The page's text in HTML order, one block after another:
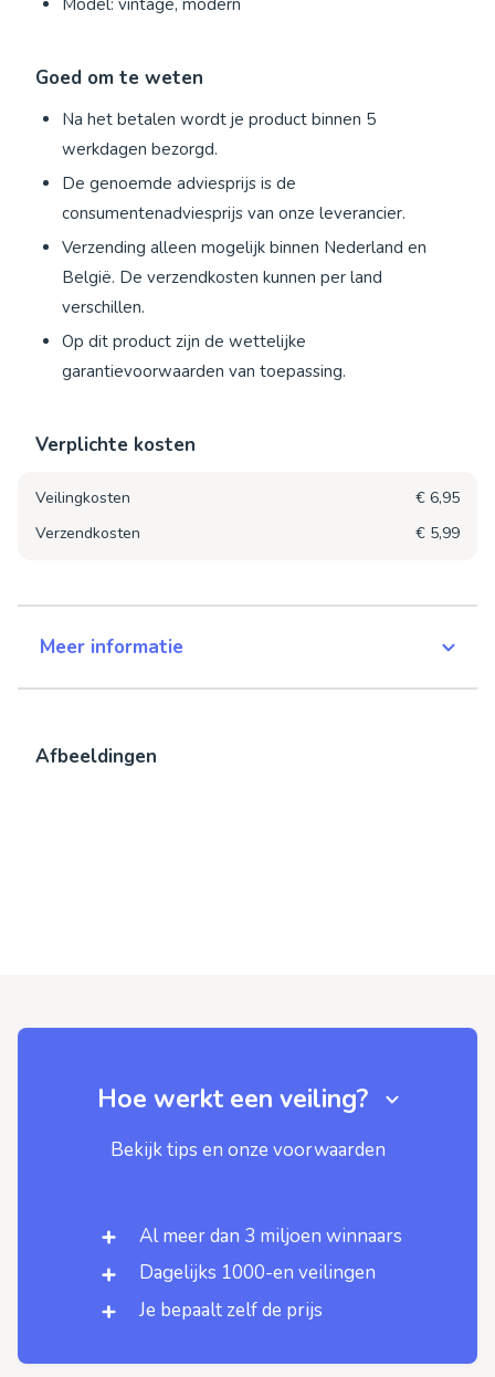
Model: vintage, modern
Goed om te weten
Na het betalen wordt je product binnen 5
werkdagen bezorgd.
De genoemde adviesprijs is de
consumentenadviesprijs van onze leverancier.
Verzending alleen mogelijk binnen Nederland en
België. De verzendkosten kunnen per land
verschillen.
Op dit product zijn de wettelijke
garantievoorwaarden van toepassing.
Verplichte kosten
Veilingkosten
€ 6,95
Verzendkosten
€ 5,99
Meer informatie
Afbeeldingen
Hoe werkt een veiling?
Bekijk tips en onze voorwaarden
Al meer dan 3 miljoen winnaars
Dagelijks 1000-en veilingen
Je bepaalt zelf de prijs